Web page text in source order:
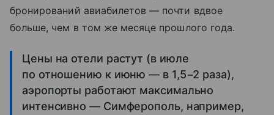
бронирований авиабилетов — почти вдвое
больше, чем в том же месяце прошлого года.
Цены на отели растут (в июле
по отношению к июню — в 1,5−2 раза),
аэропорты работают максимально
интенсивно — Симферополь, например,